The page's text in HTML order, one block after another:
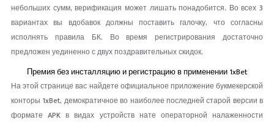
небольших сумм, верификация может лишать понадобится. Во всех 3
вариантах вы вдобавок должны поставить галочку, что согласны
исполнять правила БК. Во время регистрирования достаточно
предложен уединенно с двух поздравительных скидок.
Премия без инсталляцию и регистрацию в применении 1xBet
На этой странице вас найдете официальное приложение букмекерской
конторы 1xBet, демократичное во наиболее последней старой версии в
формате APK в видах устройств нате операторной налаженности